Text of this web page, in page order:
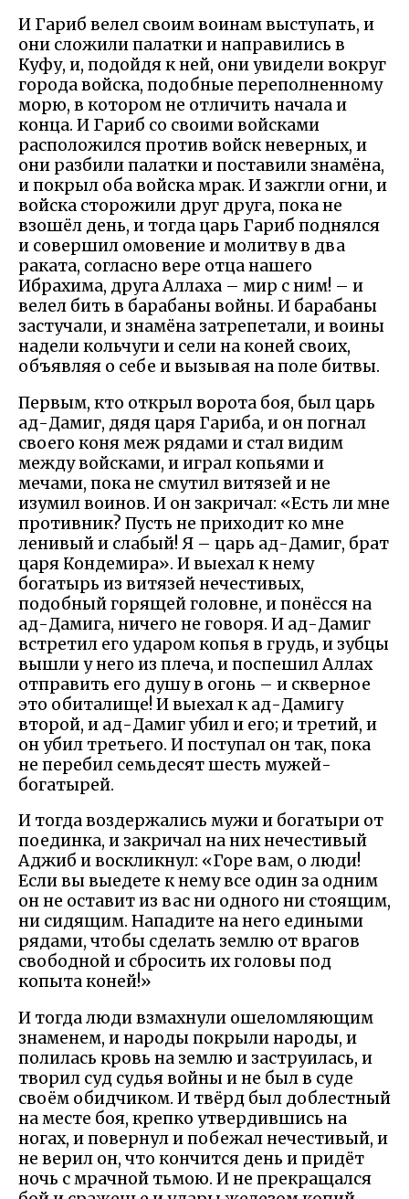
И Гариб велел своим воинам выступать, и
они сложили палатки и направились в
Куфу, и, подойдя к ней, они увидели вокруг
города войска, подобные переполненному
морю, в котором не отличить начала и
конца. И Гариб со своими войсками
расположился против войск неверных, и
они разбили палатки и поставили знамёна,
и покрыл оба войска мрак. И зажгли огни, и
войска сторожили друг друга, пока не
взошёл день, и тогда царь Гариб поднялся
и совершил омовение и молитву в два
раката, согласно вере отца нашего
Ибрахима, друга Аллаха – мир с ним! – и
велел бить в барабаны войны. И барабаны
застучали, и знамёна затрепетали, и воины
надели кольчуги и сели на коней своих,
объявляя о себе и вызывая на поле битвы.
Первым, кто открыл ворота боя, был царь
ад-Дамиг, дядя царя Гариба, и он погнал
своего коня меж рядами и стал видим
между войсками, и играл копьями и
мечами, пока не смутил витязей и не
изумил воинов. И он закричал: «Есть ли мне
противник? Пусть не приходит ко мне
ленивый и слабый! Я – царь ад-Дамиг, брат
царя Кондемира». И выехал к нему
богатырь из витязей нечестивых,
подобный горящей головне, и понёсся на
ад-Дамига, ничего не говоря. И ад-Дамиг
встретил его ударом копья в грудь, и зубцы
вышли у него из плеча, и поспешил Аллах
отправить его душу в огонь – и скверное
это обиталище! И выехал к ад-Дамигу
второй, и ад-Дамиг убил и его; и третий, и
он убил третьего. И поступал он так, пока
не перебил семьдесят шесть мужей-
богатырей.
И тогда воздержались мужи и богатыри от
поединка, и закричал на них нечестивый
Аджиб и воскликнул: «Горе вам, о люди!
Если вы выедете к нему все один за одним
он не оставит из вас ни одного ни стоящим,
ни сидящим. Нападите на него едиными
рядами, чтобы сделать землю от врагов
свободной и сбросить их головы под
копыта коней!»
И тогда люди взмахнули ошеломляющим
знаменем, и народы покрыли народы, и
полилась кровь на землю и заструилась, и
творил суд судья войны и не был в суде
своём обидчиком. И твёрд был доблестный
на месте боя, крепко утвердившись на
ногах, и повернул и побежал нечестивый, и
не верил он, что кончится день и придёт
ночь с мрачной тьмою. И не прекращался